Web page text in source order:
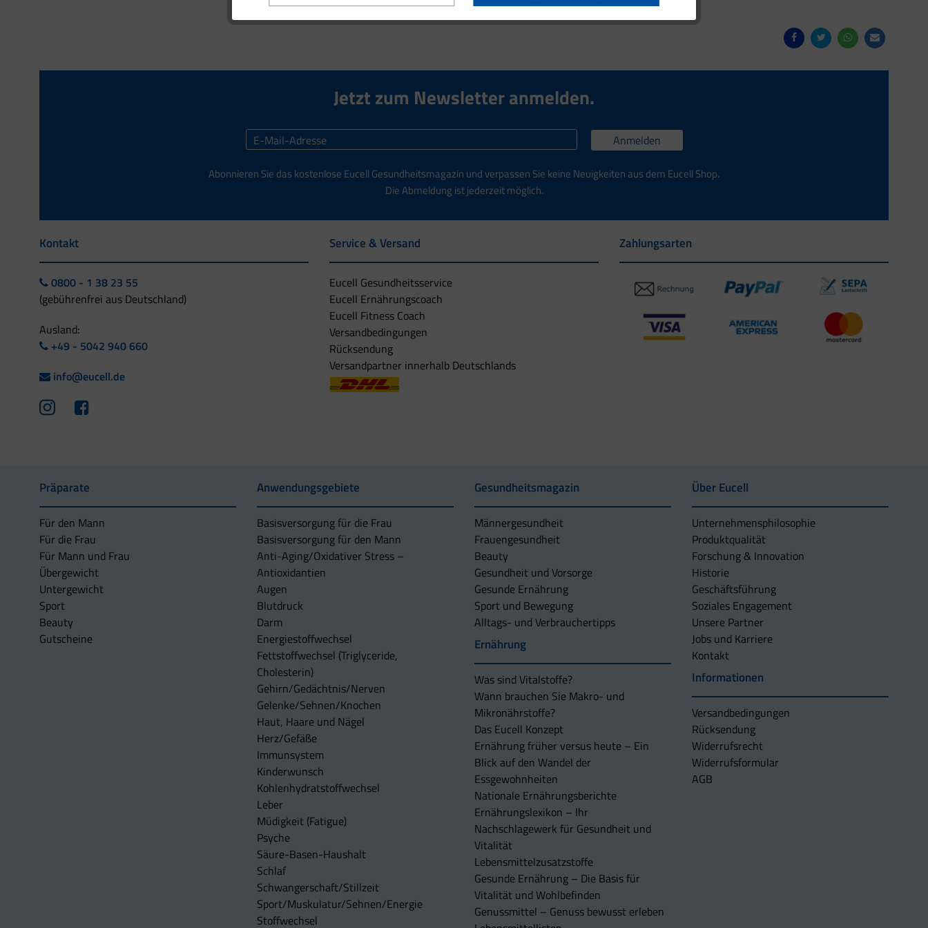
Jetzt zum Newsletter anmelden.
Anmelden
Abonnieren Sie das kostenlose Eucell Gesundheitsmagazin und verpassen Sie keine Neuigkeiten aus dem Eucell Shop.
Die Abmeldung ist jederzeit möglich.
Kontakt
0800 - 1 38 23 55
(gebührenfrei aus Deutschland)
Ausland:
+49 - 5042 940 660
info@eucell.de
Service & Versand
Eucell Gesundheitsservice
Eucell Ernährungscoach
Eucell Fitness Coach
Versandbedingungen
Rücksendung
Versandpartner innerhalb Deutschlands
Zahlungsarten
Präparate
Für den Mann
Für die Frau
Für Mann und Frau
Übergewicht
Untergewicht
Sport
Beauty
Gutscheine
Anwendungsgebiete
Basisversorgung für die Frau
Basisversorgung für den Mann
Anti-Aging/Oxidativer Stress –
Antioxidantien
Augen
Blutdruck
Darm
Energiestoffwechsel
Fettstoffwechsel (Triglyceride,
Cholesterin)
Gehirn/Gedächtnis/Nerven
Gelenke/Sehnen/Knochen
Haut, Haare und Nägel
Herz/Gefäße
Immunsystem
Kinderwunsch
Kohlenhydratstoffwechsel
Leber
Müdigkeit (Fatigue)
Psyche
Säure-Basen-Haushalt
Schlaf
Schwangerschaft/Stillzeit
Sport/Muskulatur/Sehnen/Energie
Stoffwechsel
Gesundheitsmagazin
Männergesundheit
Frauengesundheit
Beauty
Gesundheit und Vorsorge
Gesunde Ernährung
Sport und Bewegung
Alltags- und Verbrauchertipps
Ernährung
Was sind Vitalstoffe?
Wann brauchen Sie Makro- und
Mikronährstoffe?
Das Eucell Konzept
Ernährung früher versus heute – Ein
Blick auf den Wandel der
Essgewohnheiten
Nationale Ernährungsberichte
Ernährungslexikon – Ihr
Nachschlagewerk für Gesundheit und
Vitalität
Lebensmittelzusatzstoffe
Gesunde Ernährung – Die Basis für
Vitalität und Wohlbefinden
Genussmittel – Genuss bewusst erleben
Über Eucell
Unternehmens­philosophie
Produktqualität
Forschung & Innovation
Historie
Geschäftsführung
Soziales Engagement
Unsere Partner
Jobs und Karriere
Kontakt
Informationen
Versandbedingungen
Rücksendung
Widerrufsrecht
Widerrufsformular
AGB